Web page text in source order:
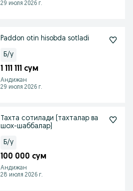
29 июля 2026 г.
Paddon otin hisobda sotladi
Б/у
1 111 111 сум
Андижан
29 июля 2026 г.
Тахта сотилади (тахталар ва
шох-шаббалар)
Б/у
100 000 сум
Андижан
28 июля 2026 г.